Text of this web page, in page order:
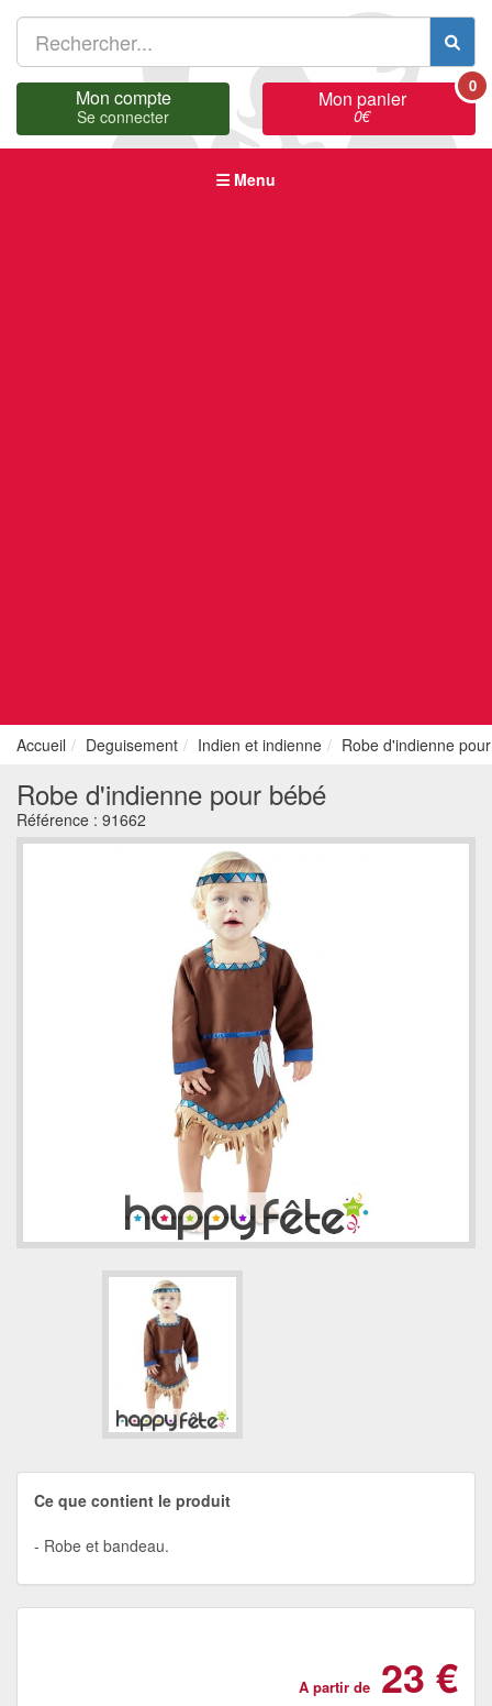
Mon compte
Se connecter
Mon panier
0€
0
Menu
Accueil Deguisement Indien et indienne Robe d'indienne
Robe d'indienne pour bébé
Référence : 91662
Ce que contient le produit
Robe et bandeau.
A partir de 23 €